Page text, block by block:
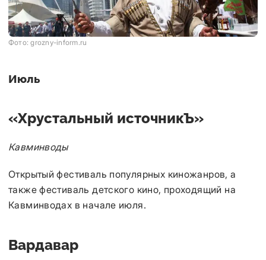
Фото: grozny-inform.ru
Июль
«Хрустальный источникЪ»
Кавминводы
Открытый фестиваль популярных киножанров, а
также фестиваль детского кино, проходящий на
Кавминводах в начале июля.
Вардавар